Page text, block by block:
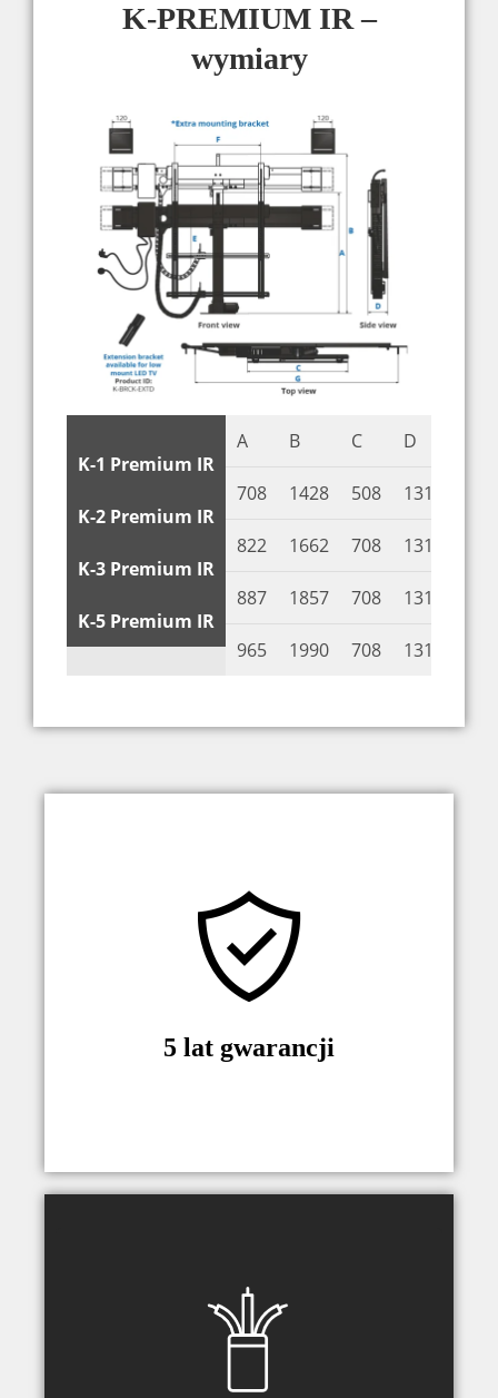
K-PREMIUM IR –
wymiary
K-1 Premium IR
K-2 Premium IR
K-3 Premium IR
K-5 Premium IR
A
708
822
887
965
B
1428
1662
1857
1990
C
508
708
708
708
D
131
131
131
131
5 lat gwarancji
Jesteśmy pewni naszych produktów.
Dlatego, jako producent, na wszystkie
urządzenia oraz komponenty dajemy